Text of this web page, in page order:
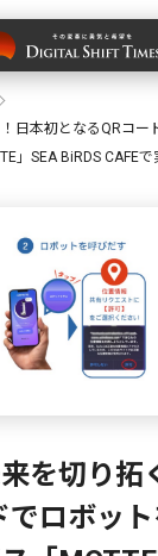
日本初となるQRコー
」SEA BiRDS CAFE
を切り拓
でロボッ